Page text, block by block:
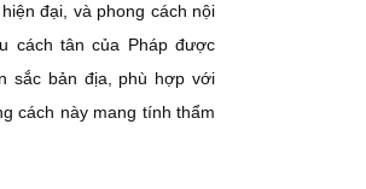
đại, và phong cách nội
cách tân của Pháp được
sắc bản địa, phù hợp với
cách này mang tính thẩm